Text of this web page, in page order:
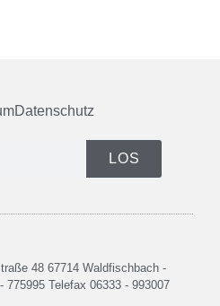
Datenschutz
LOS
48 67714 Waldfischbach -
775995 Telefax 06333 - 993007